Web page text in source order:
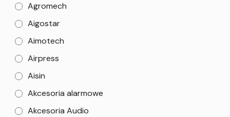
Agromech
Aigostar
Aimotech
Airpress
Aisin
Akcesoria alarmowe
Akcesoria Audio